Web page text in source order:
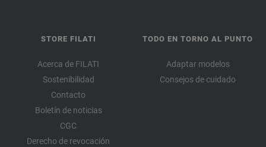
STORE FILATI
Acerca de FILATI
Sostenibilidad
Contacto
Boletín de noticias
CGC
Derecho de revocación
TODO EN TORNO AL PUNTO
Adaptar modelos
Consejos de cuidado